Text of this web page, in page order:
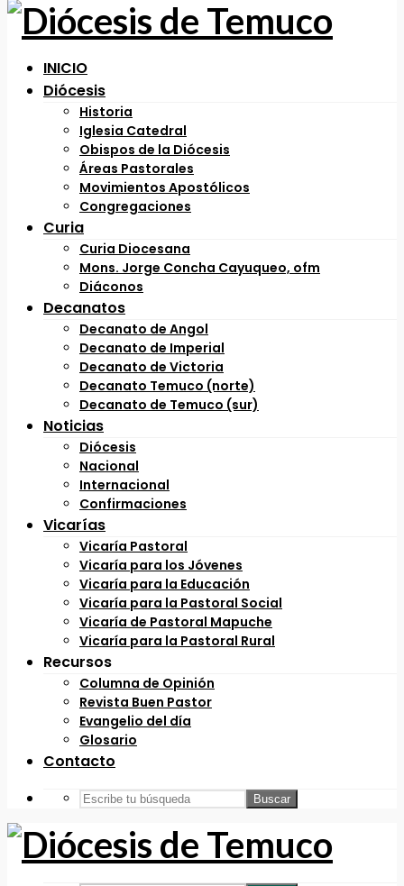
INICIO
Diócesis
Historia
Iglesia Catedral
Obispos de la Diócesis
Áreas Pastorales
Movimientos Apostólicos
Congregaciones
Curia
Curia Diocesana
Mons. Jorge Concha Cayuqueo, ofm
Diáconos
Decanatos
Decanato de Angol
Decanato de Imperial
Decanato de Victoria
Decanato Temuco (norte)
Decanato de Temuco (sur)
Noticias
Diócesis
Nacional
Internacional
Confirmaciones
Vicarías
Vicaría Pastoral
Vicaría para los Jóvenes
Vicaría para la Educación
Vicaría para la Pastoral Social
Vicaría de Pastoral Mapuche
Vicaría para la Pastoral Rural
Recursos
Columna de Opinión
Revista Buen Pastor
Evangelio del día
Glosario
Contacto
Buscar